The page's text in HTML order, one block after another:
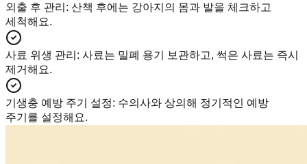
외출 후 관리 : 산책 후에는 강아지의 몸과 발을 체크하고
세척해요.
사료 위생 관리 : 사료는 밀폐 용기 보관하고, 썩은 사료는 즉시
제거해요.
기생충 예방 주기 설정: 수의사와 상의해 정기적인 예방
주기를 설정해요.